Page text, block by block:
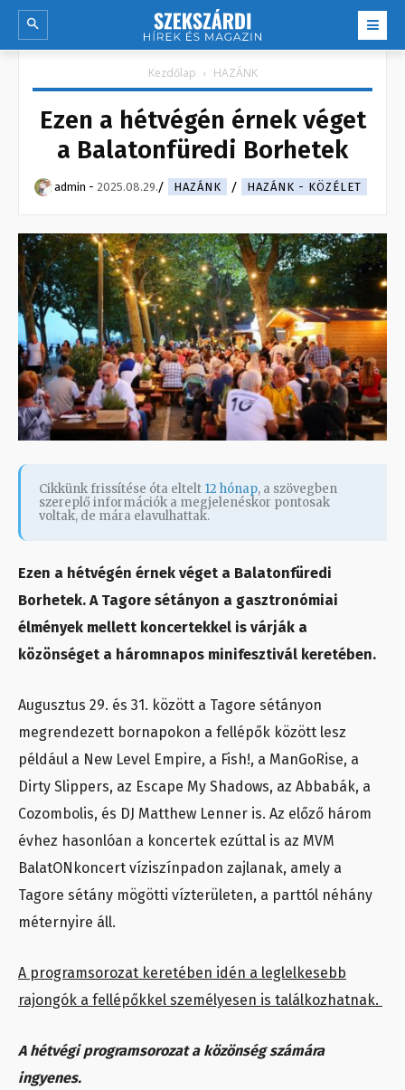
Kezdőlap HAZÁNK
Ezen a hétvégén érnek véget
a Balatonfüredi Borhetek
admin - 2025.08.29. HAZÁNK HAZÁNK - KÖZÉLET
Cikkünk frissítése óta eltelt 12 hónap, a szövegben
szereplő információk a megjelenéskor pontosak
voltak, de mára elavulhattak.
Ezen a hétvégén érnek véget a Balatonfüredi
Borhetek. A Tagore sétányon a gasztronómiai
élmények mellett koncertekkel is várják a
közönséget a háromnapos minifesztivál keretében.
Augusztus 29. és 31. között a Tagore sétányon
megrendezett bornapokon a fellépők között lesz
például a New Level Empire, a Fish!, a ManGoRise, a
Dirty Slippers, az Escape My Shadows, az Abbabák, a
Cozombolis, és DJ Matthew Lenner is. Az előző három
évhez hasonlóan a koncertek ezúttal is az MVM
BalatONkoncert víziszínpadon zajlanak, amely a
Tagore sétány mögötti vízterületen, a parttól néhány
méternyire áll.
A programsorozat keretében idén a leglelkesebb
rajongók a fellépőkkel személyesen is találkozhatnak.
A hétvégi programsorozat a közönség számára
ingyenes.